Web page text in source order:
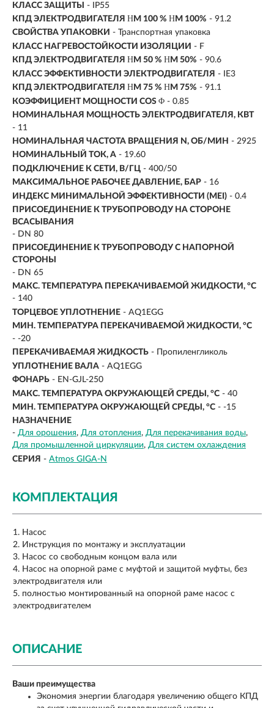
КЛАСС ЗАЩИТЫ
- IP55
КПД ЭЛЕКТРОДВИГАТЕЛЯ ΗM 100 % ΗM 100% - 91.2
СВОЙСТВА УПАКОВКИ - Транспортная упаковка
КЛАСС НАГРЕВОСТОЙКОСТИ ИЗОЛЯЦИИ - F
КПД ЭЛЕКТРОДВИГАТЕЛЯ ΗM 50 % ΗM 50% - 90.6
КЛАСС ЭФФЕКТИВНОСТИ ЭЛЕКТРОДВИГАТЕЛЯ - IE3
КПД ЭЛЕКТРОДВИГАТЕЛЯ ΗM 75 % ΗM 75% - 91.1
КОЭФФИЦИЕНТ МОЩНОСТИ COS Φ - 0.85
НОМИНАЛЬНАЯ МОЩНОСТЬ ЭЛЕКТРОДВИГАТЕЛЯ, КВТ
- 11
НОМИНАЛЬНАЯ ЧАСТОТА ВРАЩЕНИЯ N, ОБ/МИН - 2925
НОМИНАЛЬНЫЙ ТОК, А - 19.60
ПОДКЛЮЧЕНИЕ К СЕТИ, В/ГЦ - 400/50
МАКСИМАЛЬНОЕ РАБОЧЕЕ ДАВЛЕНИЕ, БАР - 16
ИНДЕКС МИНИМАЛЬНОЙ ЭФФЕКТИВНОСТИ (MEI) - 0.4
ПРИСОЕДИНЕНИЕ К ТРУБОПРОВОДУ НА СТОРОНЕ
ВСАСЫВАНИЯ
- DN 80
ПРИСОЕДИНЕНИЕ К ТРУБОПРОВОДУ С НАПОРНОЙ
СТОРОНЫ
- DN 65
МАКС. ТЕМПЕРАТУРА ПЕРЕКАЧИВАЕМОЙ ЖИДКОСТИ, °C
- 140
ТОРЦЕВОЕ УПЛОТНЕНИЕ - AQ1EGG
МИН. ТЕМПЕРАТУРА ПЕРЕКАЧИВАЕМОЙ ЖИДКОСТИ, °C
- -20
ПЕРЕКАЧИВАЕМАЯ ЖИДКОСТЬ - Пропиленгликоль
УПЛОТНЕНИЕ ВАЛА - AQ1EGG
ФОНАРЬ - EN-GJL-250
МАКС. ТЕМПЕРАТУРА ОКРУЖАЮЩЕЙ СРЕДЫ, °C - 40
МИН. ТЕМПЕРАТУРА ОКРУЖАЮЩЕЙ СРЕДЫ, °C - -15
НАЗНАЧЕНИЕ
- Для орошения Для отопления Для перекачивания воды
Для промышленной циркуляции Для систем охлаждения
СЕРИЯ - Atmos GIGA-N
КОМПЛЕКТАЦИЯ
Насос
Инструкция по монтажу и эксплуатации
Насос со свободным концом вала или
Насос на опорной раме с муфтой и защитой муфты, без
электродвигателя или
полностью монтированный на опорной раме насос с
электродвигателем
ОПИСАНИЕ
Ваши преимущества
Экономия энергии благодаря увеличению общего КПД